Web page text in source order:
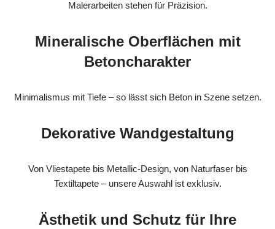
Malerarbeiten stehen für Präzision.
Mineralische Oberflächen mit
Betoncharakter
Minimalismus mit Tiefe – so lässt sich Beton in Szene setzen.
Dekorative Wandgestaltung
Von Vliestapete bis Metallic-Design, von Naturfaser bis
Textiltapete – unsere Auswahl ist exklusiv.
Ästhetik und Schutz für Ihre